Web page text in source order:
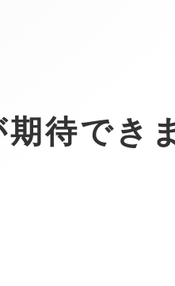
待でき